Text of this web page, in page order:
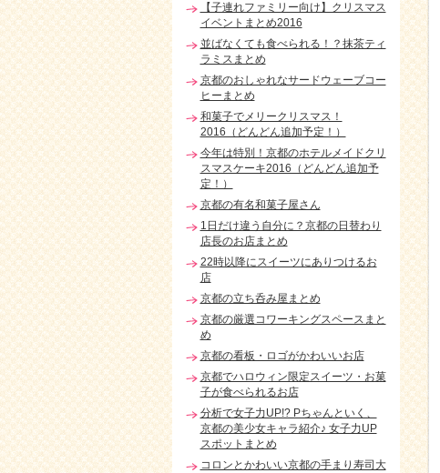
【子連れファミリー向け】クリスマス
イベントまとめ2016
並ばなくても食べられる！？抹茶ティ
ラミスまとめ
京都のおしゃれなサードウェーブコー
ヒーまとめ
和菓子でメリークリスマス！
2016（どんどん追加予定！）
今年は特別！京都のホテルメイドクリ
スマスケーキ2016（どんどん追加予
定！）
京都の有名和菓子屋さん
1日だけ違う自分に？京都の日替わり
店長のお店まとめ
22時以降にスイーツにありつけるお
店
京都の立ち呑み屋まとめ
京都の厳選コワーキングスペースまと
め
京都の看板・ロゴがかわいいお店
京都でハロウィン限定スイーツ・お菓
子が食べられるお店
分析で女子力UP!? Pちゃんといく、
京都の美少女キャラ紹介♪ 女子力UP
スポットまとめ
コロンとかわいい京都の手まり寿司大